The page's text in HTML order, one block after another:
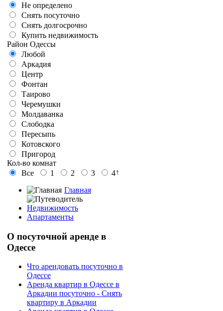
Не определено
Снять посуточно
Снять долгосрочно
Купить недвижимость
Район Одессы
Любой
Аркадия
Центр
Фонтан
Таирово
Черемушки
Молдаванка
Слободка
Пересыпь
Котовского
Пригород
Кол-во комнат
Все
1 2 3 4↑
Главная
Недвижимость
Апартаменты
О посуточной аренде в
Одессе
Что арендовать посуточно в
Одессе
Аренда квартир в Одессе в
Аркадии посуточно - Снять
квартиру в Аркадии